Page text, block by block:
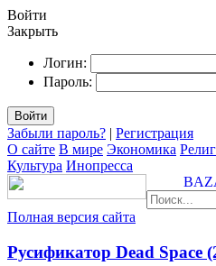
Войти
Закрыть
Логин:
Пароль:
Войти
Забыли пароль? | Регистрация
О сайте В мире Экономика
Культура Инопресса
Полная версия сайта
Русификатор Dead Space